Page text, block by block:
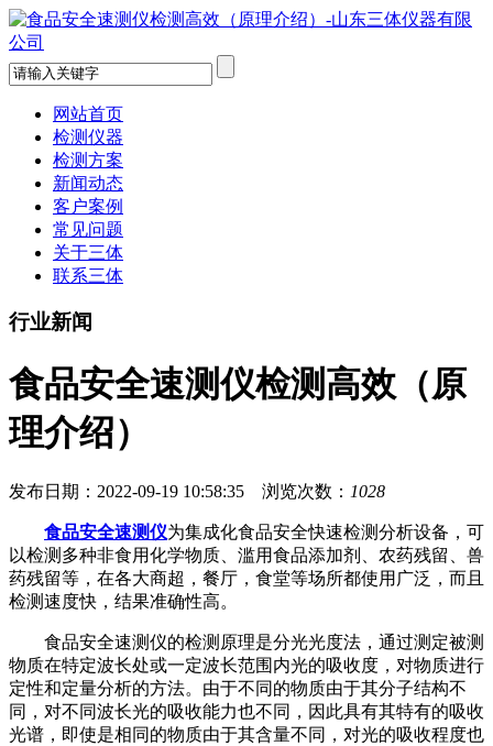
网站首页
检测仪器
检测方案
新闻动态
客户案例
常见问题
关于三体
联系三体
行业新闻
食品安全速测仪检测高效（原
理介绍）
发布日期：2022-09-19 10:58:35 浏览次数： 1028
食品安全速测仪为集成化食品安全快速检测分析设备，可
以检测多种非食用化学物质、滥用食品添加剂、农药残留、兽
药残留等，在各大商超，餐厅，食堂等场所都使用广泛，而且
检测速度快，结果准确性高。
食品安全速测仪的检测原理是分光光度法，通过测定被测
物质在特定波长处或一定波长范围内光的吸收度，对物质进行
定性和定量分析的方法。由于不同的物质由于其分子结构不
同，对不同波长光的吸收能力也不同，因此具有其特有的吸收
光谱，即使是相同的物质由于其含量不同，对光的吸收程度也